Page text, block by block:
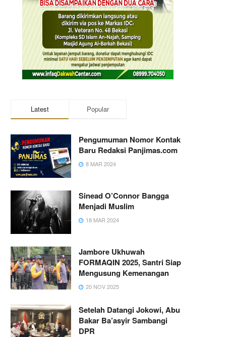
Latest Popular
Pengumuman Nomor Kontak
Baru Redaksi Panjimas.com
8 MAR 2024
Sinead O’Connor Bangga
Menjadi Muslim
18 MAR 2024
Jambore Ukhuwah
FORMAQIN 2025, Santri Siap
Mengusung Kemenangan
20 NOV 2025
Setelah Datangi Jokowi, Abu
Bakar Ba’asyir Sambangi
DPR